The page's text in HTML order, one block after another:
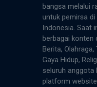
bangsa melalui
untuk pemirsa
Indonesia. Saat
berbagai konten
Berita,
Gaya Hidup,
seluruh anggota
platform